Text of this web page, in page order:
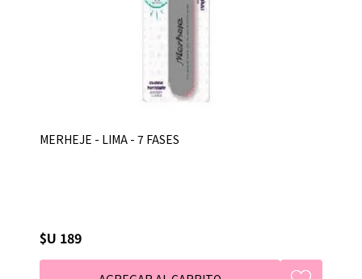
MERHEJE - LIMA - 7 FASES
$U 189